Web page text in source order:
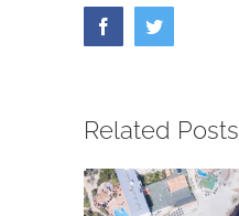
FacebookTwitter
Related Posts